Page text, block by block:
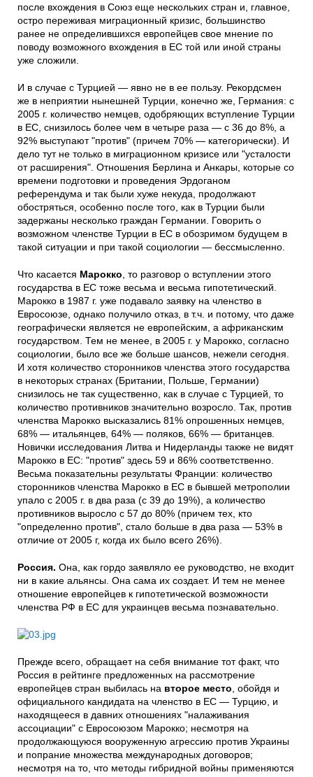
после вхождения в Союз еще нескольких стран и, главное,
остро переживая миграционный кризис, большинство
ранее не определившихся европейцев свое мнение по
поводу возможного вхождения в ЕС той или иной страны
уже сложили.
И в случае с Турцией — явно не в ее пользу. Рекордсмен
же в неприятии нынешней Турции, конечно же, Германия: с
2005 г. количество немцев, одобряющих вступление Турции
в ЕС, снизилось более чем в четыре раза — с 36 до 8%, а
92% выступают "против" (причем 70% — категорически). И
дело тут не только в миграционном кризисе или "усталости
от расширения". Отношения Берлина и Анкары, которые со
времени подготовки и проведения Эрдоганом
референдума и так были хуже некуда, продолжают
обостряться, особенно после того, как в Турции были
задержаны несколько граждан Германии. Говорить о
возможном членстве Турции в ЕС в обозримом будущем в
такой ситуации и при такой социологии — бессмысленно.
Что касается Марокко , то разговор о вступлении этого
государства в ЕС тоже весьма и весьма гипотетический.
Марокко в 1987 г. уже подавало заявку на членство в
Евросоюзе, однако получило отказ, в т.ч. и потому, что даже
географически является не европейским, а африканским
государством. Тем не менее, в 2005 г. у Марокко, согласно
социологии, было все же больше шансов, нежели сегодня.
И хотя количество сторонников членства этого государства
в некоторых странах (Британии, Польше, Германии)
снизилось не так существенно, как в случае с Турцией, то
количество противников значительно возросло. Так, против
членства Марокко высказались 81% опрошенных немцев,
68% — итальянцев, 64% — поляков, 66% — британцев.
Новички исследования Литва и Нидерланды также не видят
Марокко в ЕС: "против" здесь 59 и 86% соответственно.
Весьма показательны результаты Франции: количество
сторонников членства Марокко в ЕС в бывшей метрополии
упало с 2005 г. в два раза (с 39 до 19%), а количество
противников выросло с 57 до 80% (причем тех, кто
"определенно против", стало больше в два раза — 53% в
отличие от 2005 г, когда их было всего 26%).
Россия. Она, как гордо заявляло ее руководство, не входит
ни в какие альянсы. Она сама их создает. И тем не менее
отношение европейцев к гипотетической возможности
членства РФ в ЕС для украинцев весьма познавательно.
Прежде всего, обращает на себя внимание тот факт, что
Россия в рейтинге предложенных на рассмотрение
европейцев стран выбилась на второе место , обойдя и
официального кандидата на членство в ЕС — Турцию, и
находящееся в давних отношениях "налаживания
ассоциации" с Евросоюзом Марокко; несмотря на
продолжающуюся вооруженную агрессию против Украины
и попрание множества международных договоров;
несмотря на то, что методы гибридной войны применяются